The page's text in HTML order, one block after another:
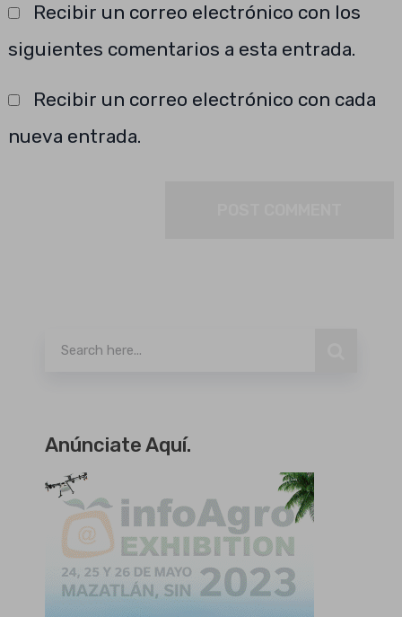
Recibir un correo electrónico con los
siguientes comentarios a esta entrada.
Recibir un correo electrónico con cada
nueva entrada.
Anúnciate Aquí.